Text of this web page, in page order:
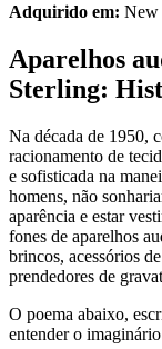
Adquirido em: New
Aparelhos
Sterling:
Na década de 1950,
racionamento de
e sofisticada na
homens, não
aparência e estar
fones de aparelhos
brincos, acessórios
prendedores de
O poema abaixo,
entender o